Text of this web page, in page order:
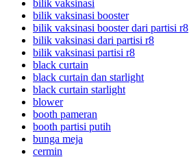
bilik vaksinasi
bilik vaksinasi booster
bilik vaksinasi booster dari partisi r8
bilik vaksinasi dari partisi r8
bilik vaksinasi partisi r8
black curtain
black curtain dan starlight
black curtain starlight
blower
booth pameran
booth partisi putih
bunga meja
cermin